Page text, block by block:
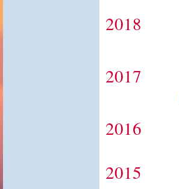
2018
2017
2016
2015